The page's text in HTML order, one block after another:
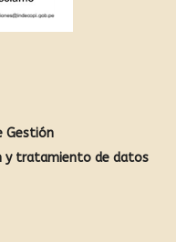
Gestión
y tratamiento de datos